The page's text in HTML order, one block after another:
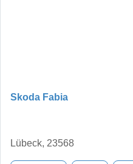
Skoda Fabia
Lübeck, 23568